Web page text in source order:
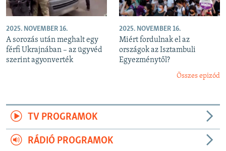
2025. NOVEMBER 16.
A sorozás után meghalt egy
férfi Ukrajnában – az ügyvéd
szerint agyonverték
2025. NOVEMBER 16.
Miért fordulnak el az
országok az Isztambuli
Egyezménytől?
Összes epizód
TV PROGRAMOK
RÁDIÓ PROGRAMOK